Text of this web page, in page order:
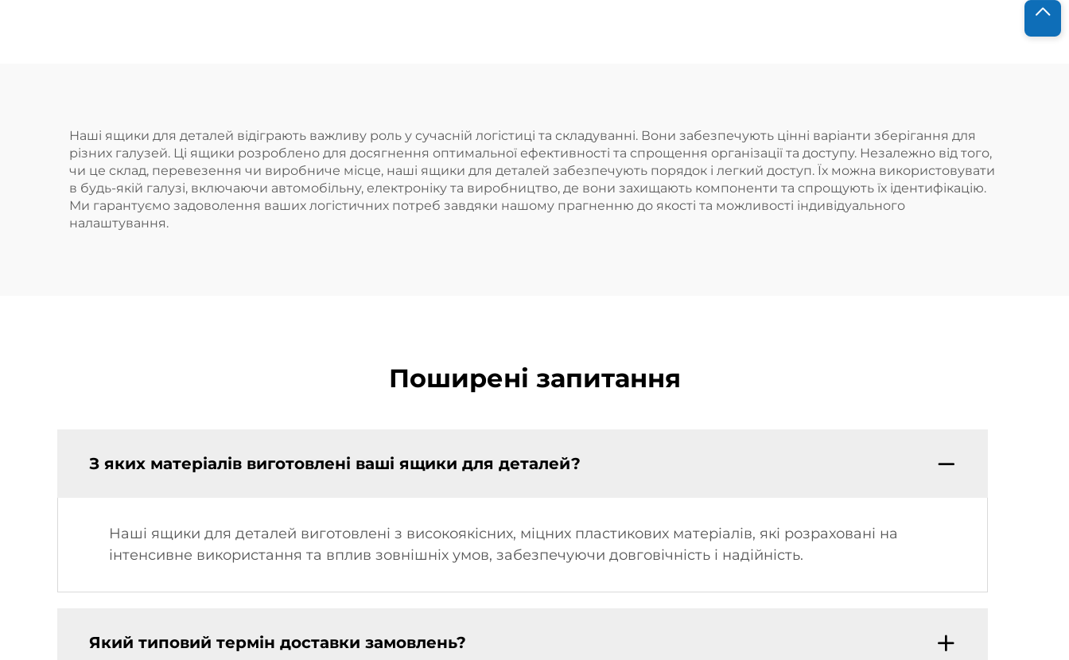
Наші ящики для деталей відіграють важливу роль у сучасній логістиці та складуванні. Вони забезпечують цінні варіанти зберігання для
різних галузей. Ці ящики розроблено для досягнення оптимальної ефективності та спрощення організації та доступу. Незалежно від того,
чи це склад, перевезення чи виробниче місце, наші ящики для деталей забезпечують порядок і легкий доступ. Їх можна використовувати
в будь-якій галузі, включаючи автомобільну, електроніку та виробництво, де вони захищають компоненти та спрощують їх ідентифікацію.
Ми гарантуємо задоволення ваших логістичних потреб завдяки нашому прагненню до якості та можливості індивідуального
налаштування.
Поширені запитання
З яких матеріалів виготовлені ваші ящики для деталей?
Наші ящики для деталей виготовлені з високоякісних, міцних пластикових матеріалів, які розраховані на
інтенсивне використання та вплив зовнішніх умов, забезпечуючи довговічність і надійність.
Який типовий термін доставки замовлень?